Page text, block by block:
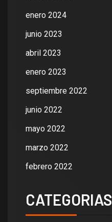
enero 2024
junio 2023
abril 2023
enero 2023
septiembre 2022
junio 2022
mayo 2022
marzo 2022
febrero 2022
CATEGORIAS